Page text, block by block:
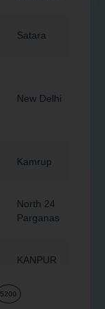
Satara
New Delhi
Kamrup
North 24
Parganas
KANPUR
5200